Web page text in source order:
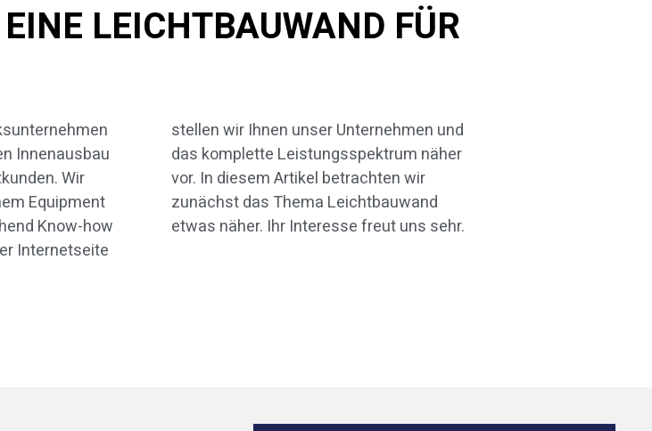
LEICHTBAUWAND FÜR
Innenausbau
Wir
Equipment
Know-how
Internetseite
und
näher
wir
etwas näher. Ihr Interesse freut uns sehr.